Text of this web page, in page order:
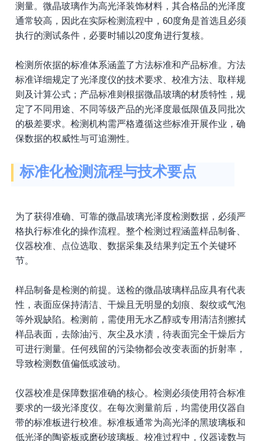
测量。微晶玻璃作为高光泽装饰材料，其合格品的光泽度
通常较高，因此在实际检测流程中，60度角是首选且必须
执行的测试条件，必要时辅以20度角进行复核。
检测所依据的标准体系涵盖了方法标准和产品标准。方法
标准详细规定了光泽度仪的技术要求、校准方法、取样规
则及计算公式；产品标准则根据微晶玻璃的材质特性，规
定了不同用途、不同等级产品的光泽度最低限值及同批次
的极差要求。检测机构需严格遵循这些标准开展作业，确
保数据的权威性与可追溯性。
标准化检测流程与技术要点
为了获得准确、可靠的微晶玻璃光泽度检测数据，必须严
格执行标准化的操作流程。整个检测过程涵盖样品制备、
仪器校准、点位选取、数据采集及结果判定五个关键环
节。
样品制备是检测的前提。送检的微晶玻璃样品应具有代表
性，表面应保持清洁、干燥且无明显的划痕、裂纹或气泡
等外观缺陷。检测前，需使用无水乙醇或专用清洁剂擦拭
样品表面，去除油污、灰尘及水渍，待表面完全干燥后方
可进行测量。任何残留的污染物都会改变表面的折射率，
导致检测数值偏低或波动。
仪器校准是保障数据准确的核心。检测必须使用符合标准
要求的一级光泽度仪。在每次测量前后，均需使用仪器自
带的标准板进行校准。标准板通常为高光泽的黑玻璃板和
低光泽的陶瓷板或磨砂玻璃板。校准过程中，仪器读数与